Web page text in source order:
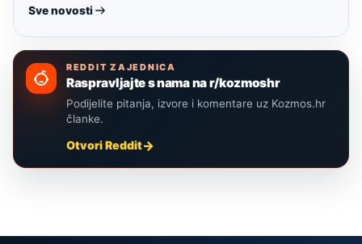
Sve novosti
REDDIT ZAJEDNICA
Raspravljajte s nama na r/kozmoshr
Podijelite pitanja, izvore i komentare uz Kozmos.hr
članke.
Otvori Reddit